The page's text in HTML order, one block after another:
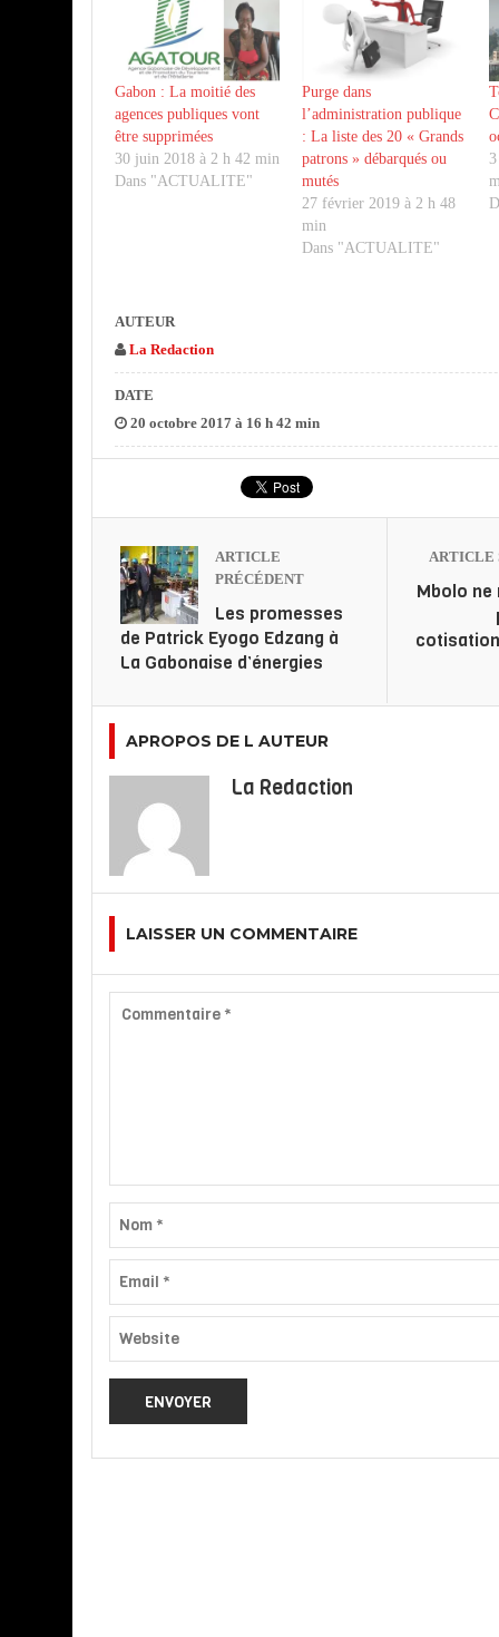
Gabon : La moitié des
agences publiques vont
être supprimées
30 juin 2018 à 2 h 42 min
Dans "ACTUALITE"
Purge dans
l’administration publique
: La liste des 20 « Grands
patrons » débarqués ou
mutés
27 février 2019 à 2 h 48
min
Dans "ACTUALITE"
AUTEUR
La Redaction
DATE
20 octobre 2017 à 16 h 42 min
ARTICLE
PRÉCÉDENT
Les promesses
de Patrick Eyogo Edzang à
La Gabonaise d’énergies
ARTICLE
Mbolo ne
APROPOS DE L AUTEUR
La Redaction
LAISSER UN COMMENTAIRE